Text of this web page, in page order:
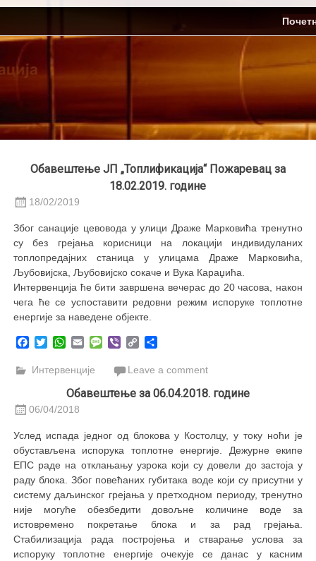
Skip
content
Обавештење ЈП „Топлификација“ Пожаревац за
18.02.2019. године
18/02/2019
Због санације цевовода у улици Драже Марковића тренутно
су без грејања корисници на локацији индивидуланих
топлопредајних станица у улицама Драже Марковића,
Љубовијска, Љубовијско сокаче и Вука Караџића.
Интервенција ће бити завршена вечерас до 20 часова, након
чега ће се успоставити редовни режим испоруке топлотне
енергије за наведене објекте.
Facebook
TwitterWhatsApp
EmailMessage
ViberCopy
Интервенције Leave a comment
Обавештење за 06.04.2018. године
06/04/2018
Услед испада једног од блокова у Костолцу, у току ноћи је
обустављена испорука топлотне енергије. Дежурне екипе
ЕПС раде на отклањању узрока који су довели до застоја у
раду блока. Због повећаних губитака воде који су присутни у
систему даљинског грејања у претходном периоду, тренутно
није могуће обезбедити довољне количине воде за
истовремено покретање блока и за рад грејања.
Стабилизација рада постројења и стварање услова за
испоруку топлотне енергије очекује се данас у касним